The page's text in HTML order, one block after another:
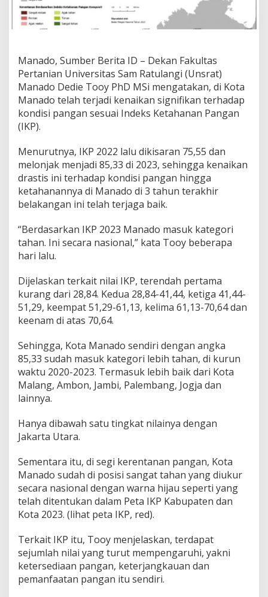
N
I
P
K
K
o
t
a
n
a
d
o
M
j
a
8
5
,
3
3
Manado, Sumber Berita ID – Dekan Fakultas
Pertanian Universitas Sam Ratulangi (Unsrat)
Manado Dedie Tooy PhD MSi mengatakan, di Kota
Manado telah terjadi kenaikan signifikan terhadap
kondisi pangan sesuai Indeks Ketahanan Pangan
(IKP).
Menurutnya, IKP 2022 lalu dikisaran 75,55 dan
melonjak menjadi 85,33 di 2023, sehingga kenaikan
drastis ini terhadap kondisi pangan hingga
ketahanannya di Manado di 3 tahun terakhir
belakangan ini telah terjaga baik.
“Berdasarkan IKP 2023 Manado masuk kategori
tahan. Ini secara nasional,” kata Tooy beberapa
hari lalu.
Dijelaskan terkait nilai IKP, terendah pertama
kurang dari 28,84. Kedua 28,84-41,44, ketiga 41,44-
51,29, keempat 51,29-61,13, kelima 61,13-70,64 dan
keenam di atas 70,64.
Sehingga, Kota Manado sendiri dengan angka
85,33 sudah masuk kategori lebih tahan, di kurun
waktu 2020-2023. Termasuk lebih baik dari Kota
Malang, Ambon, Jambi, Palembang, Jogja dan
lainnya.
Hanya dibawah satu tingkat nilainya dengan
Jakarta Utara.
Sementara itu, di segi kerentanan pangan, Kota
Manado sudah di posisi sangat tahan yang diukur
secara nasional dengan warna hijau seperti yang
telah ditentukan dalam Peta IKP Kabupaten dan
Kota 2023. (lihat peta IKP, red).
Terkait IKP itu, Tooy menjelaskan, terdapat
sejumlah nilai yang turut mempengaruhi, yakni
ketersediaan pangan, keterjangkauan dan
pemanfaatan pangan itu sendiri.